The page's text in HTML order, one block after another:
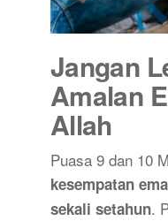
Jangan
Amalan
Allah
Puasa 9 dan 10
kesempatan
sekali setahun.